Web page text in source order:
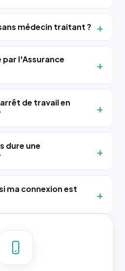
médecin traitant ?
l'Assurance
de travail en
dure une
ma connexion est